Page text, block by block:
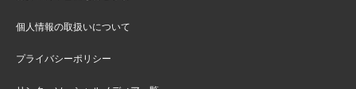
個人情報の取扱いについて
プライバシーポリシー